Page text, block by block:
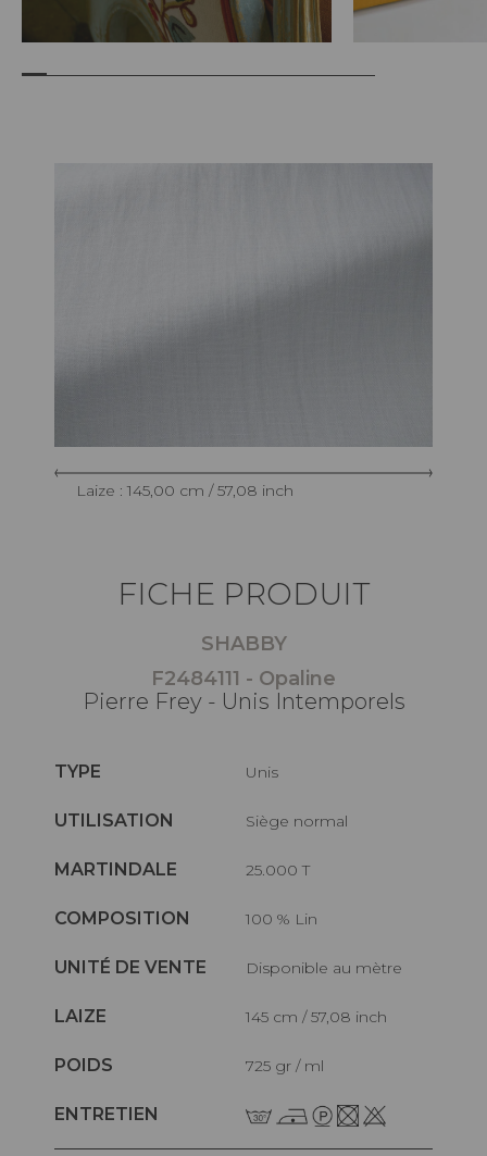
Laize : 145,00 cm / 57,08 inch
FICHE PRODUIT
SHABBY
F2484111 - Opaline
Pierre Frey - Unis Intemporels
TYPE Unis
UTILISATION Siège normal
MARTINDALE 25.000 T
COMPOSITION 100 % Lin
UNITÉ DE VENTE Disponible au mètre
LAIZE 145 cm / 57,08 inch
POIDS 725 gr / ml
ENTRETIEN